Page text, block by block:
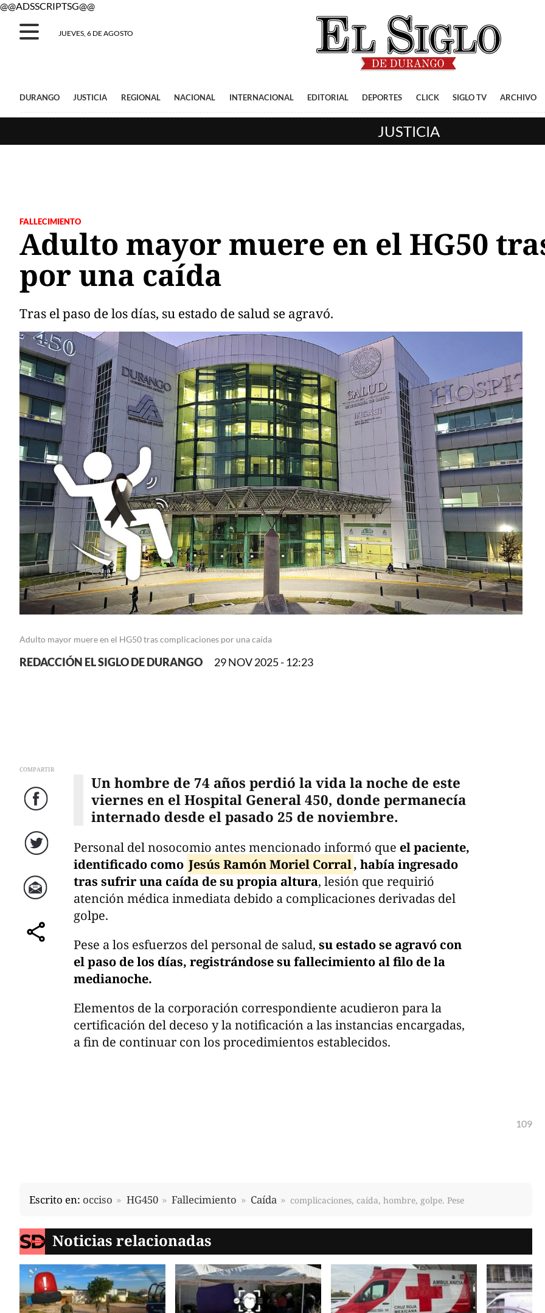
@@ADSSCRIPTSG@@
JUEVES, 6 DE AGOSTO
DURANGO JUSTICIA REGIONAL NACIONAL INTERNACIONAL EDITORIAL DEPORTES CLICK SIGLO TV ARCHIVO
JUSTICIA
FALLECIMIENTO
Adulto mayor muere en el HG50
por una caída
Tras el paso de los días, su estado de salud se agravó.
Adulto mayor muere en el HG50 tras complicaciones por una caída
REDACCIÓN EL SIGLO DE DURANGO 29 NOV 2025 - 12:23
COMPARTIR
Facebook
Twitter
Correo
comparte
Un hombre de 74 años perdió la vida la noche de este
viernes en el Hospital General 450, donde permanecía
internado desde el pasado 25 de noviembre.
Personal del nosocomio antes mencionado informó que el paciente,
identificado como Jesús Ramón Moriel Corral, había ingresado
tras sufrir una caída de su propia altura, lesión que requirió
atención médica inmediata debido a complicaciones derivadas del
golpe.
Pese a los esfuerzos del personal de salud, su estado se agravó con
el paso de los días, registrándose su fallecimiento al filo de la
medianoche.
Elementos de la corporación correspondiente acudieron para la
certificación del deceso y la notificación a las instancias encargadas,
a fin de continuar con los procedimientos establecidos.
109
Escrito en: occiso HG450 Fallecimiento Caída complicaciones, caída, hombre, golpe. Pese
Noticias relacionadas